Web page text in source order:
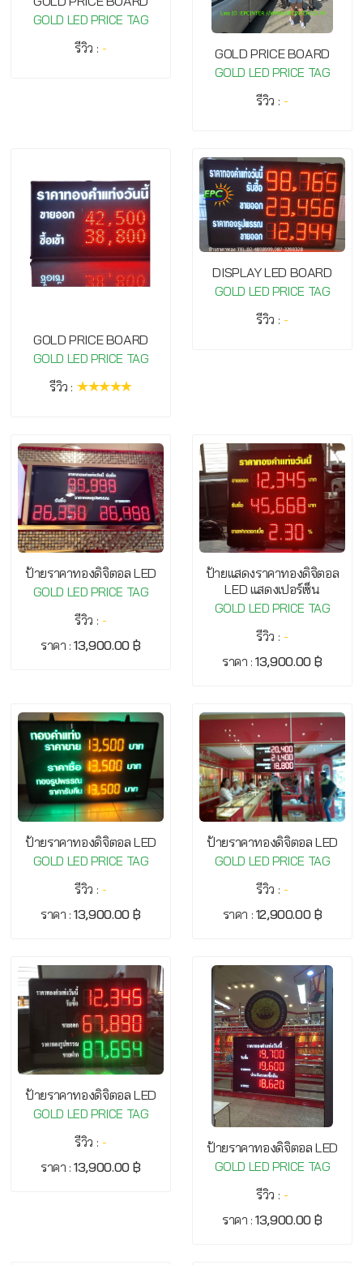
GOLD LED PRICE TAG
รีวิว : - GOLD PRICE BOARD
GOLD LED PRICE TAG
รีวิว : -
GOLD PRICE BOARD
GOLD LED PRICE TAG
รีวิว :
DISPLAY LED BOARD
GOLD LED PRICE TAG
รีวิว : -
ป้ายราคาทองดิจิตอล LED
GOLD LED PRICE TAG
รีวิว : -
ราคา :13,900.00 ฿
ป้ายแสดงราคาทองดิจิตอล
LED แสดงเปอร์เซ็น
GOLD LED PRICE TAG
รีวิว : -
ราคา :13,900.00 ฿
ป้ายราคาทองดิจิตอล LED
GOLD LED PRICE TAG
รีวิว : -
ราคา :13,900.00 ฿
ป้ายราคาทองดิจิตอล LED
GOLD LED PRICE TAG
รีวิว : -
ราคา : 12,900.00 ฿
ป้ายราคาทองดิจิตอล LED
GOLD LED PRICE TAG
รีวิว : -
ราคา :13,900.00 ฿
ป้ายราคาทองดิจิตอล LED
GOLD LED PRICE TAG
รีวิว : -
ราคา :13,900.00 ฿